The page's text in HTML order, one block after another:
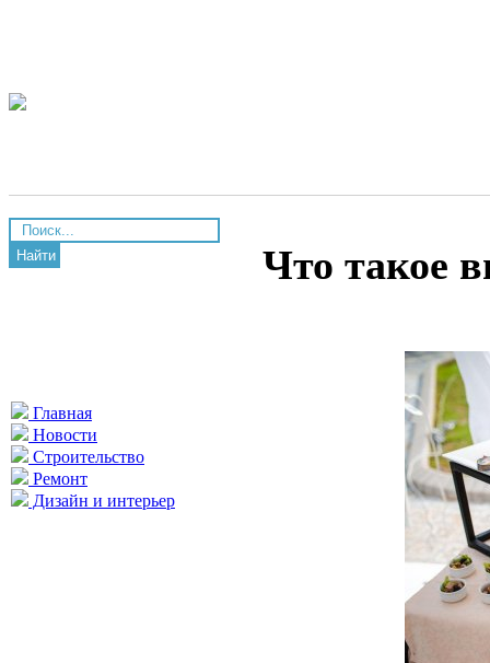
Найти
Главная
Новости
Строительство
Ремонт
Дизайн и интерьер
Что такое